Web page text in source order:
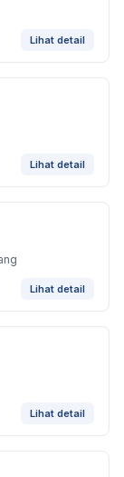
Lihat detail
Lihat detail
Lihat detail
Lihat detail